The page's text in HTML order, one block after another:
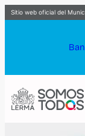
Saltar
al
Sitio web oficial del